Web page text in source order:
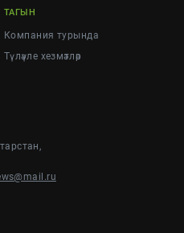
ТАГЫН
Компания турында
Түләүле хезмәтләр